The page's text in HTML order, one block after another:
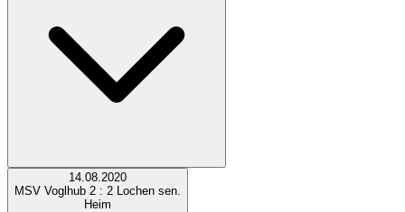
14.08.2020
MSV Voglhub 2 : 2
Lochen sen.
Heim